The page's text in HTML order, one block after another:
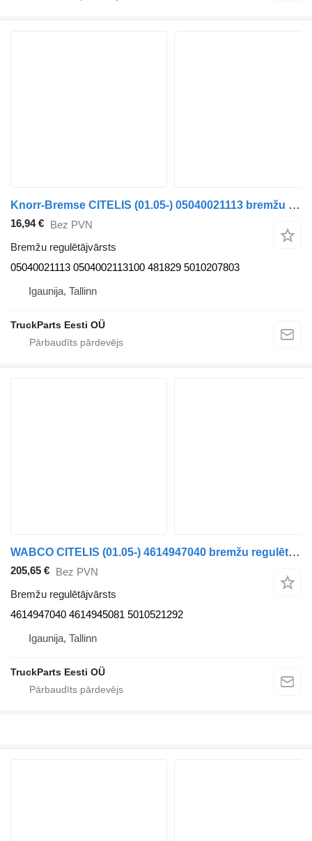
Knorr-Bremse CITELIS (01.05-) 05040021113 bremžu regulētājvārsts paredzēts Irisbus Access, Evadys, Axer, Karosa, Recreo, Domino, Agora, Citelis, Eurorider (1999-) autobusa
16,94 € Bez PVN
Bremžu regulētājvārsts
05040021113 0504002113100 481829 5010207803
Igaunija, Tallinn
TruckParts Eesti OÜ
WABCO CITELIS (01.05-) 4614947040 bremžu regulētājvārsts paredzēts Irisbus Access, Evadys, Axer, Karosa, Recreo, Domino, Agora, Citelis, Eurorider (1999-) autobusa
205,65 € Bez PVN
Bremžu regulētājvārsts
4614947040 4614945081 5010521292
Igaunija, Tallinn
TruckParts Eesti OÜ